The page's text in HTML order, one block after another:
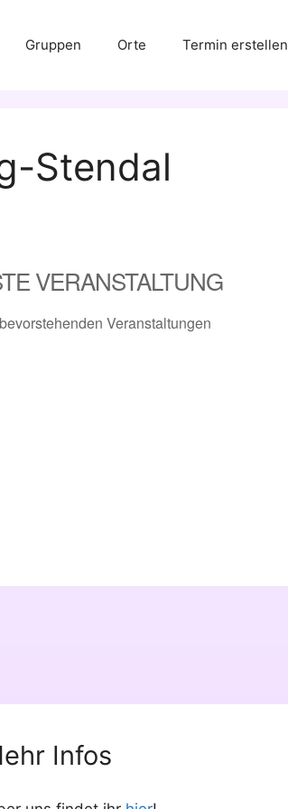
Gruppen Orte Termin erstellen
Stendal
VERANSTALTUNG
Veranstaltungen
Infos